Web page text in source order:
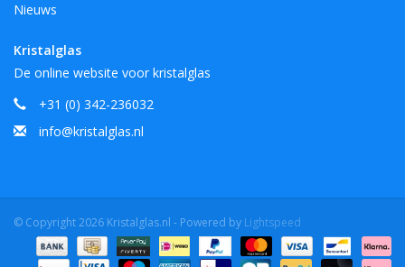
Nieuws
Kristalglas
De online website voor kristalglas
+31 (0) 342-236032
info@kristalglas.nl
© Copyright 2026 Kristalglas.nl - Powered by Lightspeed